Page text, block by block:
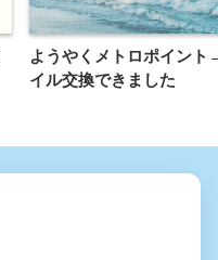
ようやくメトロポイン
イル交換できました